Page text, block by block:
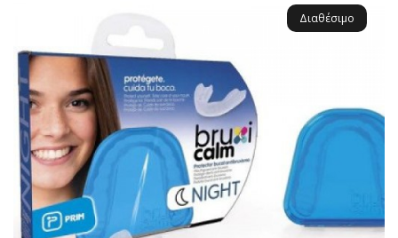
Διαθέσιμο